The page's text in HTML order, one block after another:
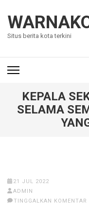
konten
(Tekan
Situs berita kota terkini
KEPALA
SELAMA
21 JUL 2022
ADMIN
TINGGALKAN KOMENTAR